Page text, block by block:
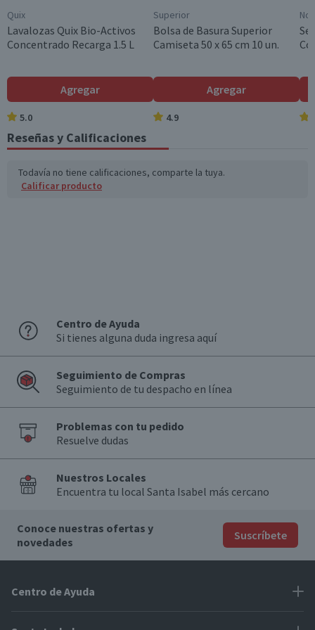
Quix
Lavalozas Quix Bio-Activos
Concentrado Recarga 1.5 L
Agregar
5.0
Superior
Bolsa de Basura Superior
Camiseta 50 x 65 cm 10 un.
Agregar
4.9
Reseñas y Calificaciones
Todavía no tiene calificaciones, comparte la tuya.
Calificar producto
Centro de Ayuda
Si tienes alguna duda ingresa aquí
Seguimiento de Compras
Seguimiento de tu despacho en línea
Problemas con tu pedido
Resuelve dudas
Nuestros Locales
Encuentra tu local Santa Isabel más cercano
Conoce nuestras ofertas y
novedades
Suscríbete
Centro de Ayuda